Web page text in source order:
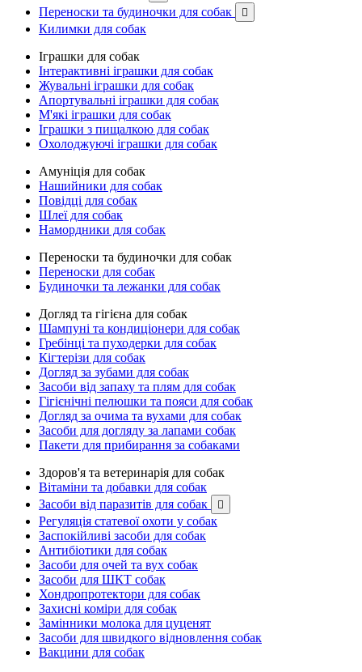
Переноски та будиночки для собак 
Килимки для собак
Іграшки для собак
Інтерактивні іграшки для собак
Жувальні іграшки для собак
Апортувальні іграшки для собак
М'які іграшки для собак
Іграшки з пищалкою для собак
Охолоджуючі іграшки для собак
Амуніція для собак
Нашийники для собак
Повідці для собак
Шлеї для собак
Намордники для собак
Переноски та будиночки для собак
Переноски для собак
Будиночки та лежанки для собак
Догляд та гігієна для собак
Шампуні та кондиціонери для собак
Гребінці та пуходерки для собак
Кігтерізи для собак
Догляд за зубами для собак
Засоби від запаху та плям для собак
Гігієнічні пелюшки та пояси для собак
Догляд за очима та вухами для собак
Засоби для догляду за лапами собак
Пакети для прибирання за собаками
Здоров'я та ветеринарія для собак
Вітаміни та добавки для собак
Засоби від паразитів для собак

Регуляція статевої охоти у собак
Заспокійливі засоби для собак
Антибіотики для собак
Засоби для очей та вух собак
Засоби для ШКТ собак
Хондропротектори для собак
Захисні коміри для собак
Замінники молока для цуценят
Засоби для швидкого відновлення собак
Вакцини для собак